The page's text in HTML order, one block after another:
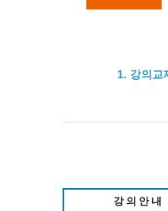
1. 강의교
강의안내